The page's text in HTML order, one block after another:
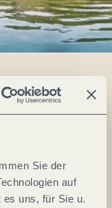
Sie der
auf
uns, für Sie u.
Newsletter